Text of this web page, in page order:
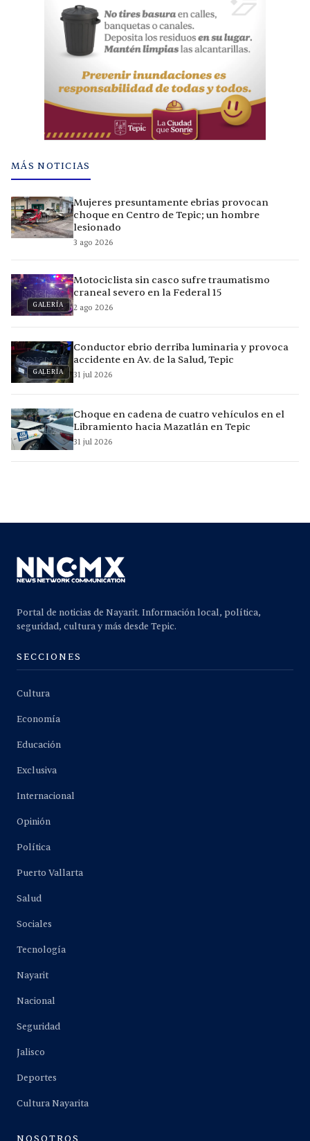
MÁS NOTICIAS
Mujeres presuntamente ebrias provocan
choque en Centro de Tepic; un hombre
lesionado
3 ago 2026
GALERÍA
Motociclista sin casco sufre traumatismo
craneal severo en la Federal 15
2 ago 2026
GALERÍA
Conductor ebrio derriba luminaria y provoca
accidente en Av. de la Salud, Tepic
31 jul 2026
Choque en cadena de cuatro vehículos en el
Libramiento hacia Mazatlán en Tepic
31 jul 2026
Portal de noticias de Nayarit. Información local, política,
seguridad, cultura y más desde Tepic.
SECCIONES
Cultura
Economía
Educación
Exclusiva
Internacional
Opinión
Política
Puerto Vallarta
Salud
Sociales
Tecnología
Nayarit
Nacional
Seguridad
Jalisco
Deportes
Cultura Nayarita